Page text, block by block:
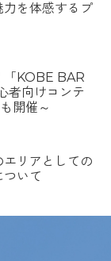
を体感するプ
「KOBE BAR
者向けコンテ
開催～
エリアとしての
いて